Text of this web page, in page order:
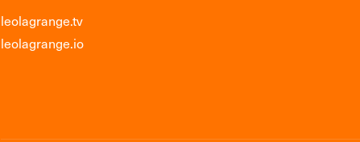
leolagrange.tv
leolagrange.io